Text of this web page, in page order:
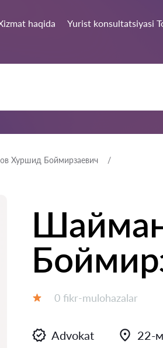
haqida Yurist konsultatsiyasi
Хуршид Боймирзаевич
Fikrlar:
0 fikr-mulohazalar
Advokat 22-